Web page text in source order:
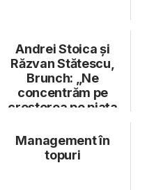
Andrei Stoica și
Răzvan Stătescu,
Brunch: „Ne
concentrăm pe
creșterea pe piața
Management în
topuri